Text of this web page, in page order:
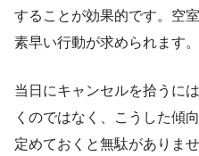
することが効果的です。空
素早い行動が求められます。
当日にキャンセルを拾うに
くのではなく、こうした傾
定めておくと無駄がありませ